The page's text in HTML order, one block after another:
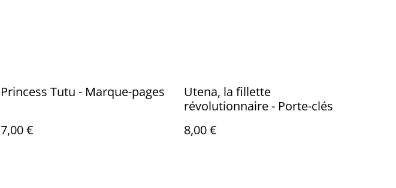
Princess Tutu - Marque-pages
7,00 €
Utena, la fillette
révolutionnaire - Porte-clés
8,00 €